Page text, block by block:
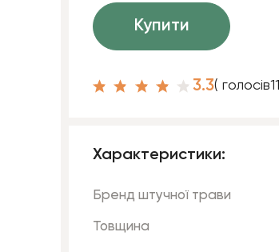
Купити
3.3( голосів11
Характеристики:
Бренд штучної трави
Товщина